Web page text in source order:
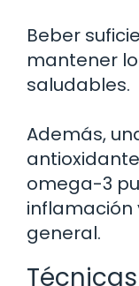
Beber
mantener
saludables.
Además,
omega-3
inflamación
general.